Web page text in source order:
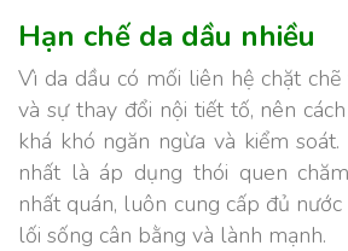
Hạn chế da dầu nhiều
Vì da dầu có mối liên hệ chặt
và sự thay đổi nội tiết tố, nên
khá khó ngăn ngừa và kiểm
nhất là áp dụng thói quen
nhất quán, luôn cung cấp đủ
lối sống cân bằng và lành mạnh.